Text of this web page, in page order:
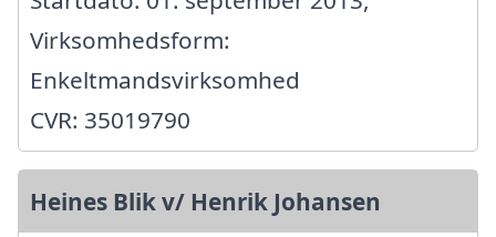
Virksomhedsform:
Enkeltmandsvirksomhed
CVR: 35019790
Heines Blik v/ Henrik Johansen